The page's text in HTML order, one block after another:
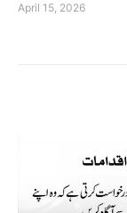
April 15, 2026